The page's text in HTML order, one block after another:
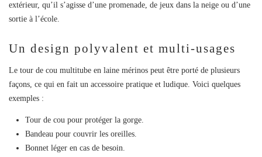
extérieur, qu’il s’agisse d’une promenade, de jeux dans la neige ou d’une
sortie à l’école.
Un design polyvalent et multi-usages
Le tour de cou multitube en laine mérinos peut être porté de plusieurs
façons, ce qui en fait un accessoire pratique et ludique. Voici quelques
exemples :
Tour de cou pour protéger la gorge.
Bandeau pour couvrir les oreilles.
Bonnet léger en cas de besoin.